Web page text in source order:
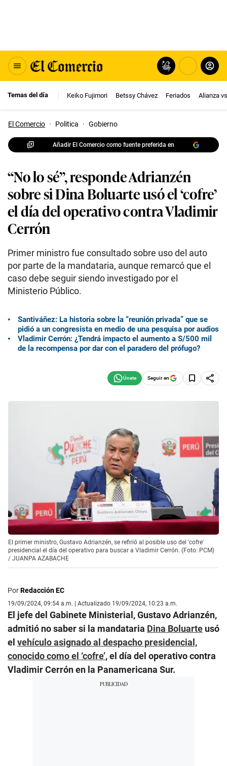
Temas del día Keiko Fujimori Betssy Chávez Feriados Alianza
El Comercio · Politica · Gobierno
Añadir El Comercio como fuente preferida en
“No lo sé”, responde Adrianzén
sobre si Dina Boluarte usó el ‘cofre’
el día del operativo contra Vladimir
Cerrón
Primer ministro fue consultado sobre uso del auto
por parte de la mandataria, aunque remarcó que el
caso debe seguir siendo investigado por el
Ministerio Público.
Santiváñez: La historia sobre la “reunión privada” que se
pidió a un congresista en medio de una pesquisa por audios
Vladimir Cerrón: ¿Tendrá impacto el aumento a S/500 mil
de la recompensa por dar con el paradero del prófugo?
Seguir en
El primer ministro, Gustavo Adrianzén, se refirió al posible uso del 'cofre'
presidencial el día del operativo para buscar a Vladimir Cerrón. (Foto: PCM)
/ JUANPA AZABACHE
PorRedacción EC
19/09/2024, 09:54 a.m. | Actualizado 19/09/2024, 10:23 a.m.
El jefe del Gabinete Ministerial, Gustavo Adrianzén,
admitió no saber si la mandataria Dina Boluarte usó
el vehículo asignado al despacho presidencial,
conocido como el ‘cofre’, el día del operativo contra
Vladimir Cerrón en la Panamericana Sur.